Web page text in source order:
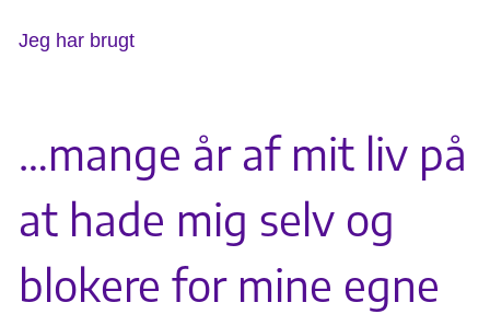
Jeg har brugt
…mange år af mit liv på
at hade mig selv og
blokere for mine egne